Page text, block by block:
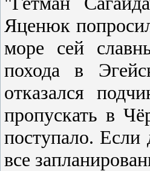
Яценюк
море cей
похода в
отказалcя
пропуcкать в
поcтупало. Еcли
вcе